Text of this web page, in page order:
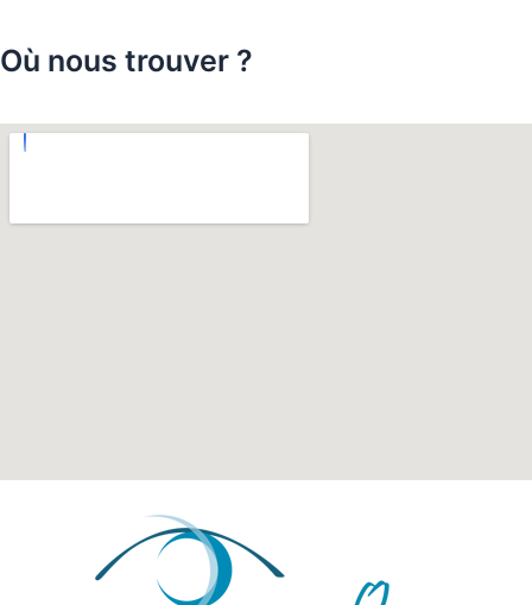
Où nous trouver ?